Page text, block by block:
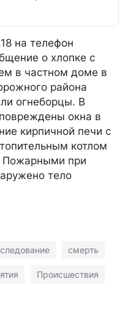
на телефон
о хлопке с
в частном доме в
района
огнеборцы. В
окна в
кирпичной печи с
котлом
Пожарными при
тело
смерть
Происшествия